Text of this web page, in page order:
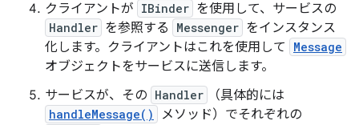
クライアントが IBinder を使用して、サービスの
Handler を参照する Messenger をインスタンス
化します。クライアントはこれを使用して
Message
オブジェクトをサービスに送信します。
サービスが、その Handler （具体的には
handleMessage() メソッド）でそれぞれの